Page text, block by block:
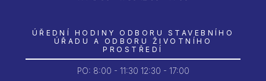
ÚŘEDNÍ HODINY ODBORU STAVEBNÍHO
ÚŘADU A ODBORU ŽIVOTNÍHO
PROSTŘEDÍ
PO: 8:00 - 11:30 12:30 - 17:00